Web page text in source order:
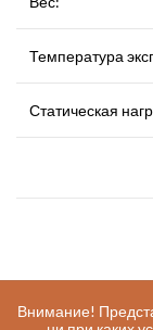
Температура
Статическая
Внимание!